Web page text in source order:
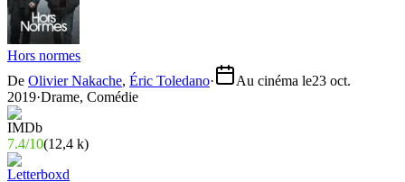
Hors normes
De Olivier Nakache, Éric Toledano· Au cinéma le23 oct.
2019·Drame, Comédie
7.4/10(12,4 k)